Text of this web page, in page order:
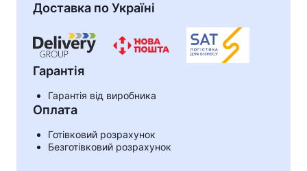
Кошик
У кошику немає товарів.
Доставка по Україні
Гарантія
Гарантія від виробника
Оплата
Готівковий розрахунок
Безготівковий розрахунок